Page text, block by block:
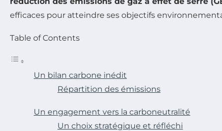
efficaces pour atteindre ses objectifs
Table of Contents
Un bilan carbone inédit
Répartition des émissions
Un engagement vers la carboneutralité
Un choix stratégique et réfléchi